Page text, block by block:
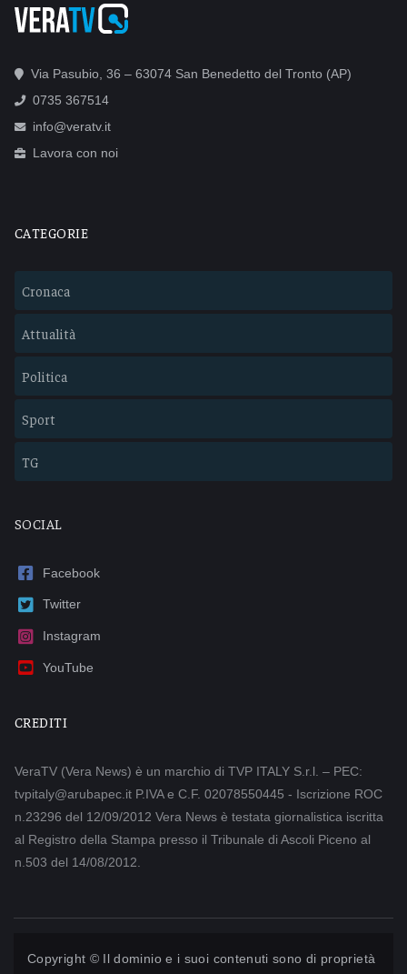
Via Pasubio, 36 – 63074 San Benedetto del Tronto (AP)
0735 367514
info@veratv.it
Lavora con noi
CATEGORIE
Cronaca
Attualità
Politica
Sport
TG
SOCIAL
Facebook
Twitter
Instagram
YouTube
CREDITI
VeraTV (Vera News) è un marchio di TVP ITALY S.r.l. – PEC:
tvpitaly@arubapec.it P.IVA e C.F. 02078550445 - Iscrizione ROC
n.23296 del 12/09/2012 Vera News è testata giornalistica iscritta
al Registro della Stampa presso il Tribunale di Ascoli Piceno al
n.503 del 14/08/2012.
Copyright © Il dominio e i suoi contenuti sono di proprietà